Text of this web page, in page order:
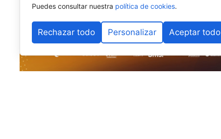
Puedes consultar nuestra política de cookies.
Rechazar todo Personalizar Aceptar todo